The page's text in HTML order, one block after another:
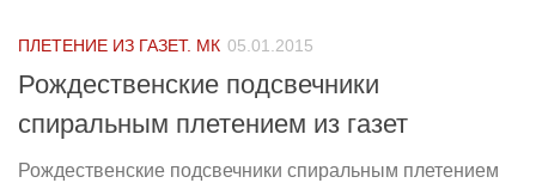
ПЛЕТЕНИЕ ИЗ ГАЗЕТ. МК 05.01.2015
Рождественские подсвечники
спиральным плетением из газет
Рождественские подсвечники спиральным плетением